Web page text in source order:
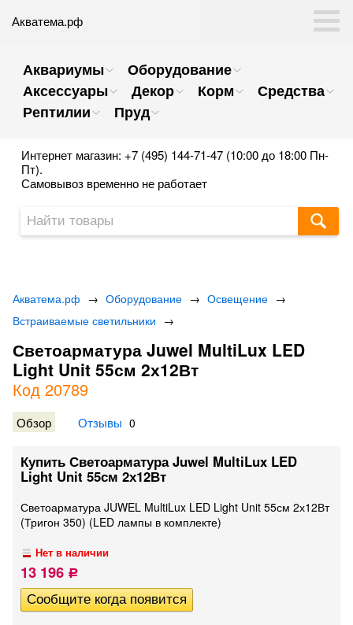
Акватема.рф
Аквариумы
Оборудование
Аксессуары
Декор Корм
Средства
Рептилии
Пруд
Интернет магазин: +7 (495) 144-71-47 (10:00 до 18:00 Пн-
Пт).
Самовывоз временно не работает
Акватема.рф → Оборудование → Освещение →
Встраиваемые светильники →
Светоарматура Juwel MultiLux LED
Light Unit 55см 2х12Вт
Код 20789
Обзор Отзывы 0
Купить Светоарматура Juwel MultiLux LED
Light Unit 55см 2х12Вт
Светоарматура JUWEL MultiLux LED Light Unit 55см 2х12Вт
(Тригон 350) (LED лампы в комплекте)
Нет в наличии
13 196 Р